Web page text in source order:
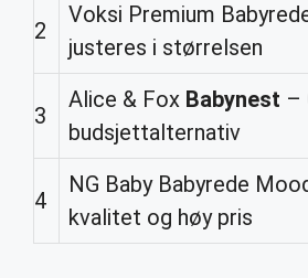
2
Voksi Premium
justeres i størrelsen
3
Alice & Fox Babynest –
budsjettalternativ
4
NG Baby Babyrede
kvalitet og høy pris